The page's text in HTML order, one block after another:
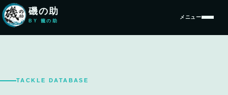
本文へ移動磯の助
BY 籠の助
メニュー
TACKLE DATABASE